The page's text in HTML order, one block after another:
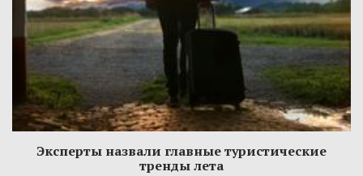
Эксперты назвали главные туристические
тренды лета